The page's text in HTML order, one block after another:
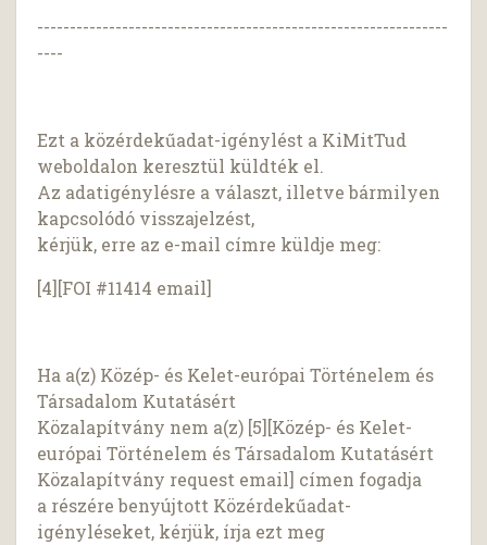
---------------------------------------------------------------
----
Ezt a közérdekűadat-igénylést a KiMitTud
weboldalon keresztül küldték el.
Az adatigénylésre a választ, illetve bármilyen
kapcsolódó visszajelzést,
kérjük, erre az e-mail címre küldje meg:
[4][FOI #11414 email]
Ha a(z) Közép- és Kelet-európai Történelem és
Társadalom Kutatásért
Közalapítvány nem a(z) [5][Közép- és Kelet-
európai Történelem és Társadalom Kutatásért
Közalapítvány request email] címen fogadja
a részére benyújtott Közérdekűadat-
igényléseket, kérjük, írja ezt meg